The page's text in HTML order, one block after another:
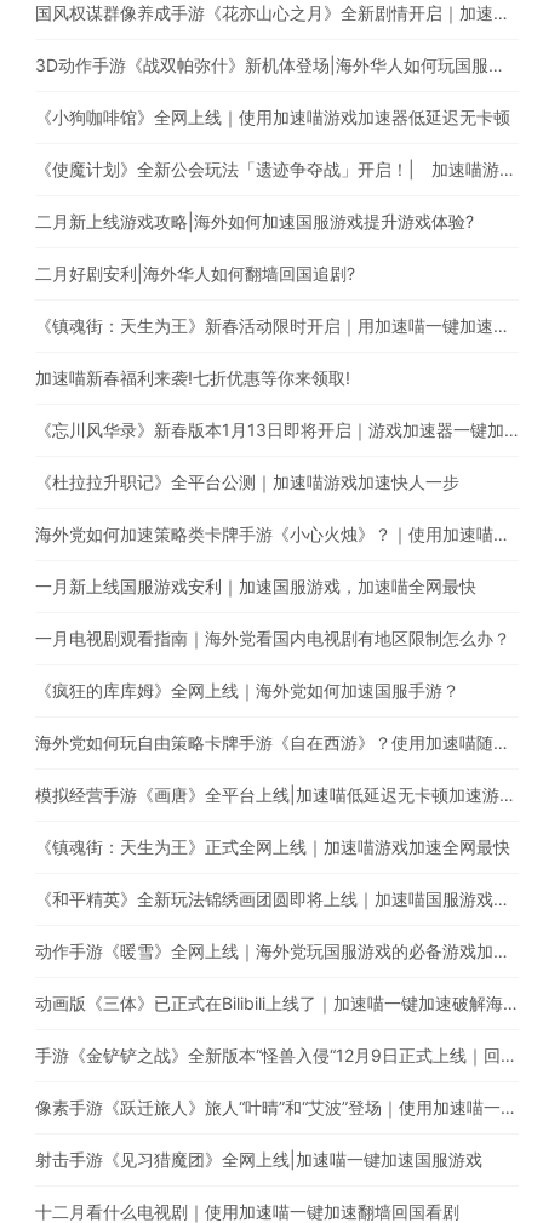
国风权谋群像养成手游《花亦山心之月》全新剧情开启｜加速国服游戏全网最快
3D动作手游《战双帕弥什》新机体登场|海外华人如何玩国服手游?
《小狗咖啡馆》全网上线｜使用加速喵游戏加速器低延迟无卡顿
《使魔计划》全新公会玩法「遗迹争夺战」开启！| 加速喵游戏加速快人一步
二月新上线游戏攻略|海外如何加速国服游戏提升游戏体验?
二月好剧安利|海外华人如何翻墙回国追剧?
《镇魂街：天生为王》新春活动限时开启｜用加速喵一键加速游戏降低海外玩国服延迟。
加速喵新春福利来袭!七折优惠等你来领取!
《忘川风华录》新春版本1月13日即将开启｜游戏加速器一键加速提升游戏体验
《杜拉拉升职记》全平台公测｜加速喵游戏加速快人一步
海外党如何加速策略类卡牌手游《小心火烛》？｜使用加速喵一键智能加速回国
一月新上线国服游戏安利｜加速国服游戏，加速喵全网最快
一月电视剧观看指南｜海外党看国内电视剧有地区限制怎么办？
《疯狂的库库姆》全网上线｜海外党如何加速国服手游？
海外党如何玩自由策略卡牌手游《自在西游》？使用加速喵随时随地畅享游戏加速
模拟经营手游《画唐》全平台上线|加速喵低延迟无卡顿加速游戏全网最快
《镇魂街：天生为王》正式全网上线｜加速喵游戏加速全网最快
《和平精英》全新玩法锦绣画团圆即将上线｜加速喵国服游戏超快加速
动作手游《暖雪》全网上线｜海外党玩国服游戏的必备游戏加速器
动画版《三体》已正式在Bilibili上线了｜加速喵一键加速破解海外地区限制
手游《金铲铲之战》全新版本“怪兽入侵“12月9日正式上线｜回国游戏加速器的最佳选择
像素手游《跃迁旅人》旅人“叶晴”和“艾波”登场｜使用加速喵一键加速国服游戏低延迟无卡顿
射击手游《见习猎魔团》全网上线|加速喵一键加速国服游戏
十二月看什么电视剧｜使用加速喵一键加速翻墙回国看剧